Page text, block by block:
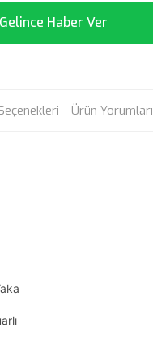
Gelince Haber Ver
Ürün Yorumları